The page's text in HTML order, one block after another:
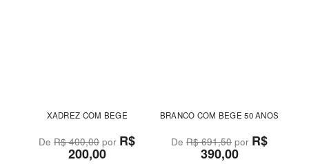
XADREZ COM BEGE
DeR$ 400,00por R$
200,00
BRANCO COM BEGE 50 ANOS
DeR$ 691,50 por R$
390,00